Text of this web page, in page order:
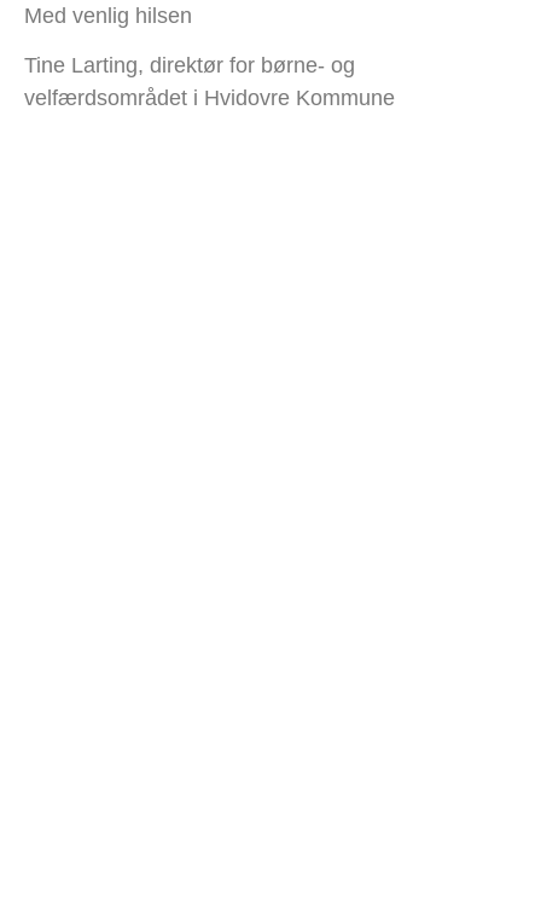
Med venlig hilsen
Tine Larting, direktør for børne- og
velfærdsområdet i Hvidovre Kommune